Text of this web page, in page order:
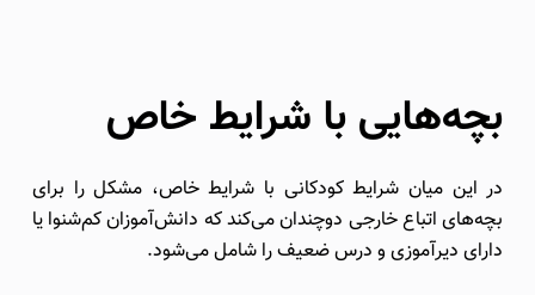
بچه‌هایی با شرایط خاص
در این میان شرایط کودکانی با شرایط خاص، مشکل را برای
بچه‌های اتباع خارجی دوچندان می‌کند که دانش‌آموزان کم‌شنوا یا
دارای دیرآموزی و درس ضعیف را شامل می‌شود.